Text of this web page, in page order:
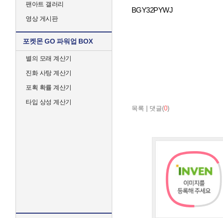
팬아트 갤러리
영상 게시판
포켓몬 GO 파워업 BOX
별의 모래 계산기
진화 사탕 계산기
포획 확률 계산기
타입 상성 계산기
BGY32PYWJ
목록 댓글(0)